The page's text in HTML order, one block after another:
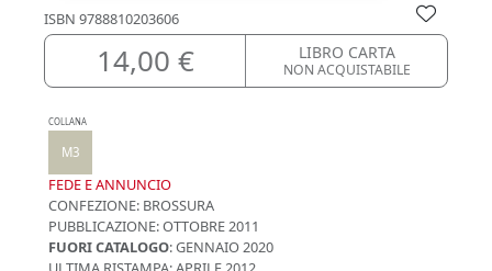
ISBN 9788810203606
14,00 € LIBRO CARTA
NON ACQUISTABILE
COLLANA
M3
FEDE E ANNUNCIO
CONFEZIONE: BROSSURA
PUBBLICAZIONE:OTTOBRE 2011
FUORI CATALOGO: GENNAIO 2020